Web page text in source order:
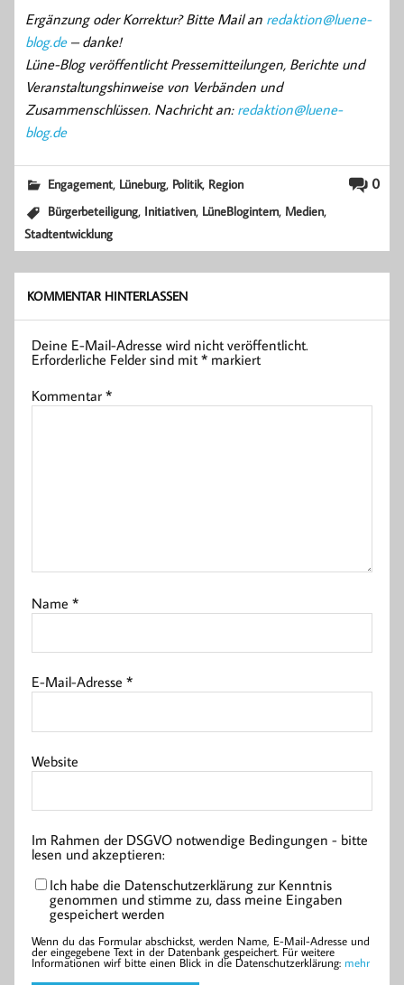
Ergänzung oder Korrektur? Bitte Mail an redaktion@luene-
blog.de– danke!
Lüne-Blog veröffentlicht Pressemitteilungen, Berichte und
Veranstaltungshinweise von Verbänden und
Zusammenschlüssen. Nachricht an: redaktion@luene-
blog.de
0
Engagement, Lüneburg, Politik, Region
Bürgerbeteiligung, Initiativen, LüneBlogintern, Medien,
Stadtentwicklung
KOMMENTAR HINTERLASSEN
Deine E-Mail-Adresse wird nicht veröffentlicht.
Erforderliche Felder sind mit* markiert
Kommentar*
Name*
E-Mail-Adresse*
Website
Im Rahmen der DSGVO notwendige Bedingungen - bitte
lesen und akzeptieren:
Ich habe die Datenschutzerklärung zur Kenntnis
genommen und stimme zu, dass meine Eingaben
gespeichert werden
Wenn du das Formular abschickst, werden Name, E-Mail-Adresse und
der eingegebene Text in der Datenbank gespeichert. Für weitere
Informationen wirf bitte einen Blick in die Datenschutzerklärung: mehr